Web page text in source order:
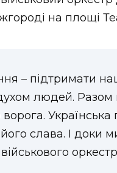
на площі
– підтримати
людей.
Українська
слава. І доки